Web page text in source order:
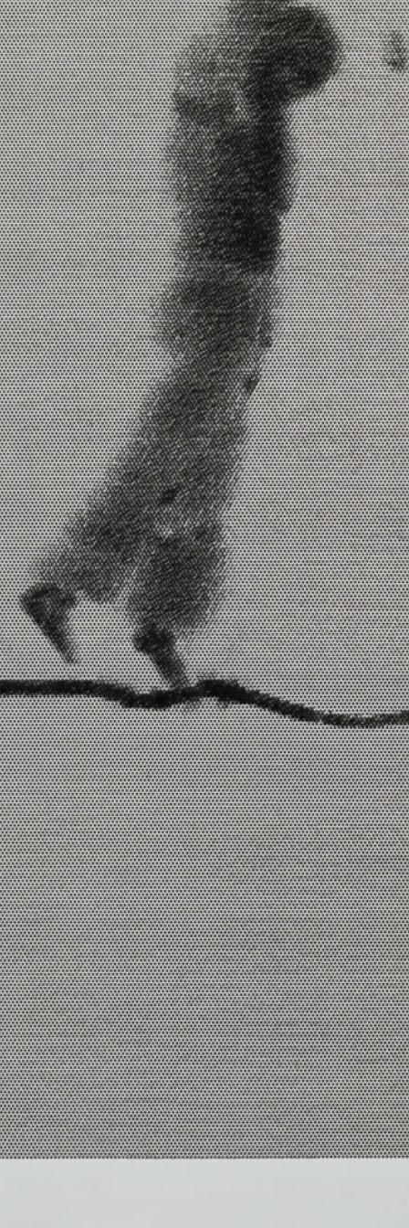
L'ALPINE / L'ÉCRAN
D'ÉPINGLES
DEVENIR MEMBRE
NOUS JOINDRE
MÉDIATHÈQUE